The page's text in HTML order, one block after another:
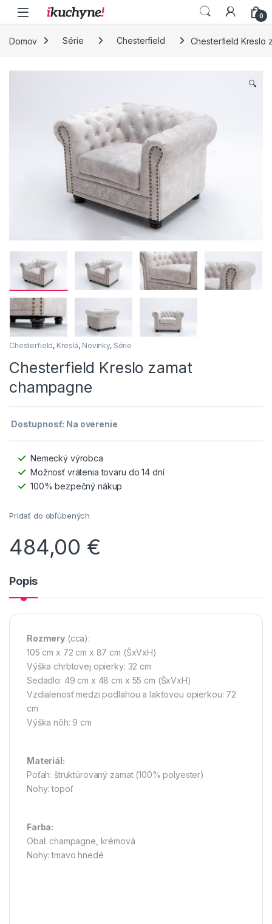
Skip to navigation
Skip to content
0
Domov Série Chesterfield Chesterfield Kreslo
🔍
Chesterfield, Kreslá, Novinky, Série
Chesterfield Kreslo zamat
champagne
Dostupnosť: Na overenie
Nemecký výrobca
Možnosť vrátenia tovaru do 14 dní
100% bezpečný nákup
Pridať do obľúbených
484,00 €
Popis
Rozmery (cca):
105 cm x 72 cm x 87 cm (ŠxVxH)
Výška chrbtovej opierky: 32 cm
Sedadlo: 49 cm x 48 cm x 55 cm (ŠxVxH)
Vzdialenosť medzi podlahou a lakťovou opierkou: 72
cm
Výška nôh: 9 cm
Materiál:
Poťah: štruktúrovaný zamat (100% polyester)
Nohy: topoľ
Farba:
Obal: champagne, krémová
Nohy: tmavo hnedé